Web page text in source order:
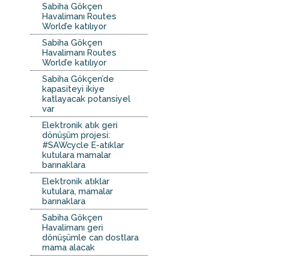
Sabiha Gökçen
Havalimanı Routes
World’e katılıyor
Sabiha Gökçen
Havalimanı Routes
World’e katılıyor
Sabiha Gökçen’de
kapasiteyi ikiye
katlayacak potansiyel
var
Elektronik atık geri
dönüşüm projesi:
#SAWcycle E-atıklar
kutulara mamalar
barınaklara
Elektronik atıklar
kutulara, mamalar
barınaklara
Sabiha Gökçen
Havalimanı geri
dönüşümle can dostlara
mama alacak